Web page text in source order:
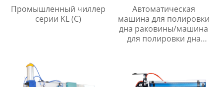
Промышленный чиллер
серии KL (C)
Автоматическая
машина для полировки
дна раковины/машина
для полировки дна